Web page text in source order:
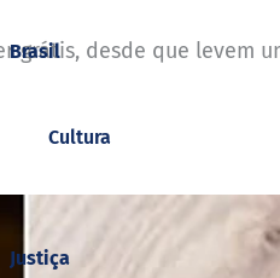
Cultura
Brasil
Justiça
grátis, desde que levem